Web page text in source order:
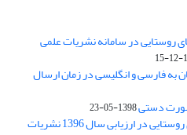
روستایی در سامانه نشریات علمی
فارسی و انگلیسی در زمان ارسال
دستی1398-05-23
کسب رتبه A فصلنامه پژوهش های روستایی در ارزیابی سال 1396 نشریات